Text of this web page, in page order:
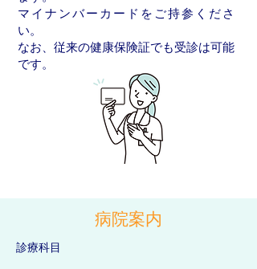
マイナンバーカードをご持参くださ
い。
なお、従来の健康保険証でも受診は可能
です。
​病院案内
診療科目